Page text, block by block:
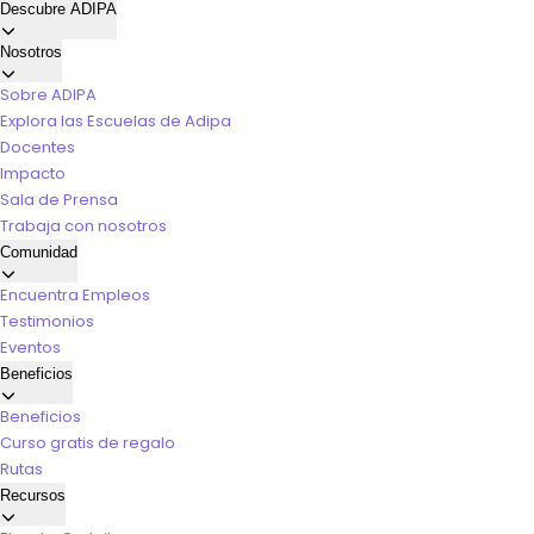
Descubre ADIPA
Nosotros
Sobre ADIPA
Explora las Escuelas de Adipa
Docentes
Impacto
Sala de Prensa
Trabaja con nosotros
Comunidad
Encuentra Empleos
Testimonios
Eventos
Beneficios
Beneficios
Curso gratis de regalo
Rutas
Recursos